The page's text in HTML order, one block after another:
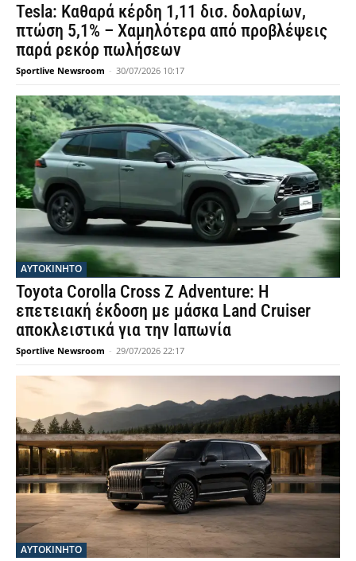
Tesla: Καθαρά κέρδη 1,11 δισ. δολαρίων,
πτώση 5,1% – Χαμηλότερα από προβλέψεις
παρά ρεκόρ πωλήσεων
Sportlive Newsroom - 30/07/2026 10:17
ΑΥΤΟΚΙΝΗΤΟ
Toyota Corolla Cross Z Adventure: Η
επετειακή έκδοση με μάσκα Land Cruiser
αποκλειστικά για την Ιαπωνία
Sportlive Newsroom - 29/07/2026 22:17
ΑΥΤΟΚΙΝΗΤΟ